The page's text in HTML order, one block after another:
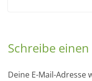
Schreibe
Deine E-Mail-